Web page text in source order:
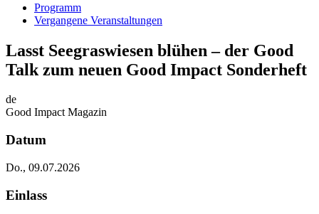
Programm
Vergangene Veranstaltungen
Lasst Seegraswiesen blühen – der Good
Talk zum neuen Good Impact Sonderheft
de
Good Impact Magazin
Datum
Do., 09.07.2026
Einlass